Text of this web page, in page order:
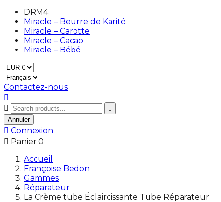
DRM4
Miracle – Beurre de Karité
Miracle – Carotte
Miracle – Cacao
Miracle – Bébé
Contactez-nous



Annuler
 Connexion
 Panier 0
Accueil
Françoise Bedon
Gammes
Réparateur
La Crème tube Éclaircissante Tube Réparateur